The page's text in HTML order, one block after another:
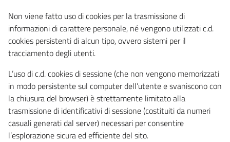
Non viene fatto uso di cookies per la trasmissione di
informazioni di carattere personale, né vengono utilizzati c.d.
cookies persistenti di alcun tipo, ovvero sistemi per il
tracciamento degli utenti.
L’uso di c.d. cookies di sessione (che non vengono memorizzati
in modo persistente sul computer dell’utente e svaniscono con
la chiusura del browser) è strettamente limitato alla
trasmissione di identificativi di sessione (costituiti da numeri
casuali generati dal server) necessari per consentire
l’esplorazione sicura ed efficiente del sito.